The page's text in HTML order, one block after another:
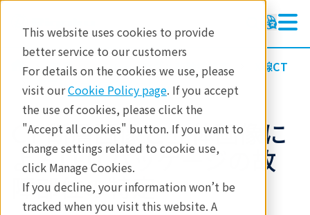
This website uses cookies to provide
better service to our customers
For details on the cookies we use, please
visit ourCookie Policy page. If you accept
the use of cookies, please click the
"Accept all cookies" button. If you want to
change settings related to cookie use,
click Manage Cookies.
If you decline, your information won’t be
tracked when you visit this website. A
製品 イメージングと非破壊検査
X線CT
アプリケーションノート
CT 断層画像と立体画像に
よるLED パッケージの故
障部位の特定